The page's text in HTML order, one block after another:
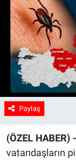
Paylaş
(ÖZEL HABER) -
vatandaşların